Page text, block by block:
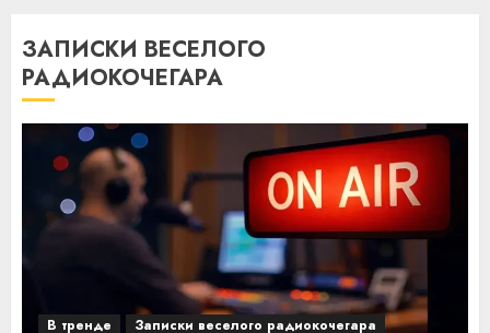
ЗАПИСКИ ВЕСЕЛОГО
РАДИОКОЧЕГАРА
В тренде Записки веселого радиокочегара